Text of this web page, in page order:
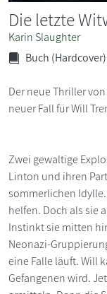
Die letzte
Karin Slaughter
Buch (Hardcover)
Der neue Thriller
neuer Fall für Will
Zwei gewaltige
Linton und ihren
sommerlichen
helfen. Doch als sie
Instinkt sie mitten
Neonazi-
eine Falle läuft. Will
Gefangenen wird.